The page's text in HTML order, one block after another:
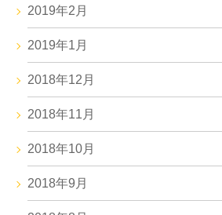
2019年2月
2019年1月
2018年12月
2018年11月
2018年10月
2018年9月